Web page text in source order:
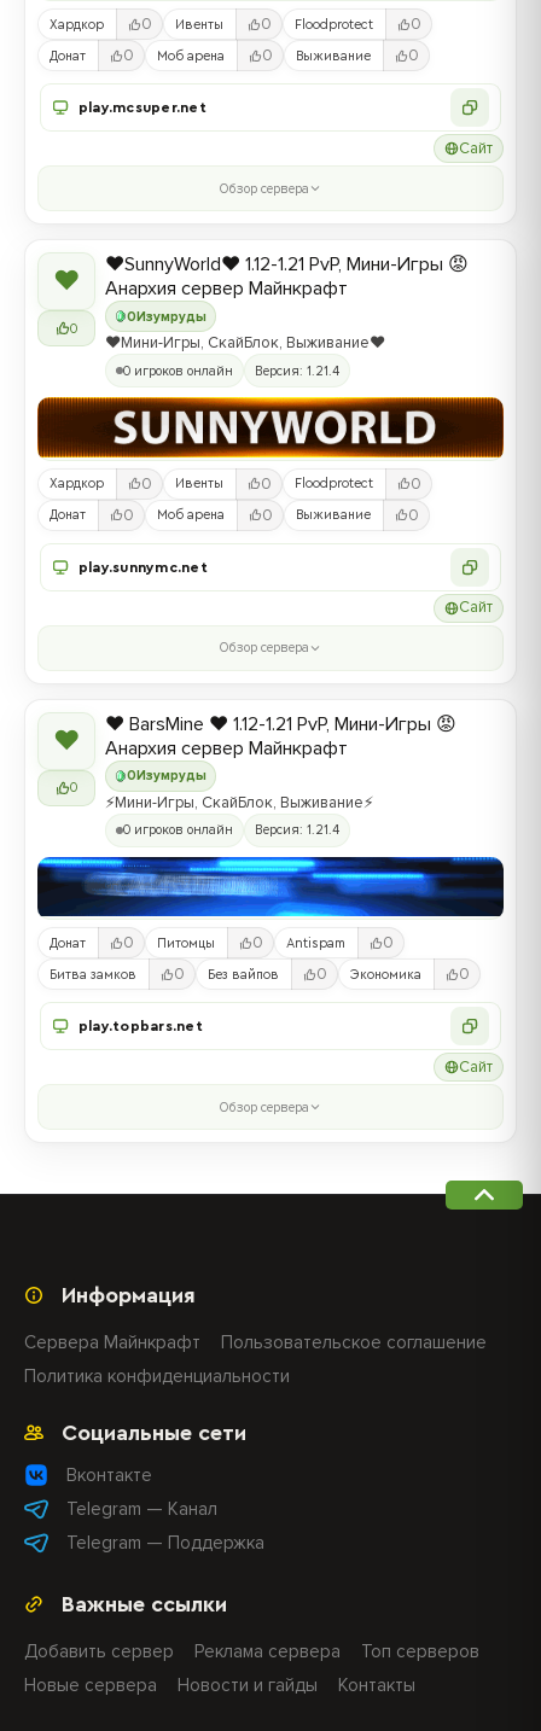
Хардкор 0 Ивенты 0 Floodprotect 0
Донат 0 Моб арена 0 Выживание 0
play.mcsuper.net
Сайт
Обзор сервера
❤
0
0Изумруды
❤️SunnyWorld❤️ 1.12-1.21 PvP, Мини-Игры 😡
Анархия сервер Майнкрафт
❤️Мини-Игры, СкайБлок, Выживание❤️
0 игроков онлайн Версия: 1.21.4
Хардкор 0 Ивенты 0 Floodprotect 0
Донат 0 Моб арена 0 Выживание 0
play.sunnymc.net
Сайт
Обзор сервера
❤
0
0 Изумруды
❤️ BarsMine ❤️ 1.12-1.21 PvP, Мини-Игры 😡
Анархия сервер Майнкрафт
⚡Мини-Игры, СкайБлок, Выживание⚡
0 игроков онлайн Версия: 1.21.4
Донат 0 Питомцы 0 Antispam 0
Битва замков 0 Без вайпов 0 Экономика 0
play.topbars.net
Сайт
Обзор сервера
Важные ссылки
Добавить сервер Реклама сервера
Топ серверов
Новые сервера
Новости и гайды Контакты
Социальные сети
Вконтакте
Telegram — Канал
Telegram — Поддержка
Информация
Сервера Майнкрафт
Пользовательское соглашение
Политика конфиденциальности